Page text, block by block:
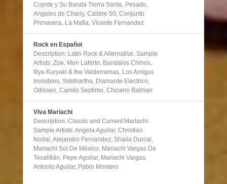
Coyote y Su Banda Tierra Santa, Pesado,
Angeles de Charly, Calibre 50, Conjunto
Primavera, La Mafia, Vicente Fernandez
Rock en Español
Description: Latin Rock & Alternative. Sample
Artists: Zoe, Mon Laferte, Bandalos Chinos,
Illya Kuryaki & the Valderramas, Los Amigos
Invisibles, Siddhartha, Diamante Electrico,
Odisseo, Camilo Septimo, Chicano Batman
Viva Mariachi
Description: Classic and Current Mariachi.
Sample Artists: Angela Aguilar, Christian
Nodal, Alejandro Fernandez, Shalia Durcal,
Mariachi Sol De México, Mariachi Vargas De
Tecalitlán, Pepe Aguilar, Mariachi Vargas,
Antonio Aguilar, Pablo Montero